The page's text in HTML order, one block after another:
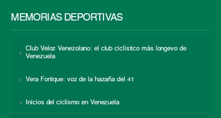
MEMORIAS DEPORTIVAS
Club Veloz Venezolano: el club ciclístico más longevo de
Venezuela
Vera Fortique: voz de la hazaña del 41
Inicios del ciclismo en Venezuela